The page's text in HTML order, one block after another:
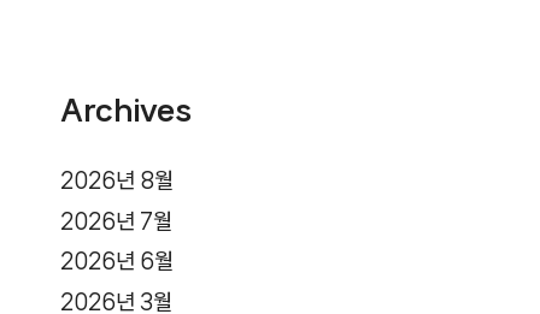
Archives
2026년 8월
2026년 7월
2026년 6월
2026년 3월